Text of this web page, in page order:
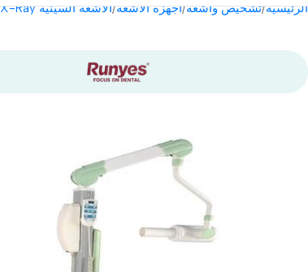
الرئيسية تشخيص وأشعة أجهزة الأشعة الأشعة السينية X-Ray